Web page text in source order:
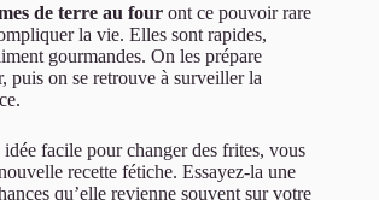
de terre au four ont ce pouvoir rare
la vie. Elles sont rapides,
gourmandes. On les prépare
puis on se retrouve à surveiller la
facile pour changer des frites, vous
recette fétiche. Essayez-la une
qu’elle revienne souvent sur votre